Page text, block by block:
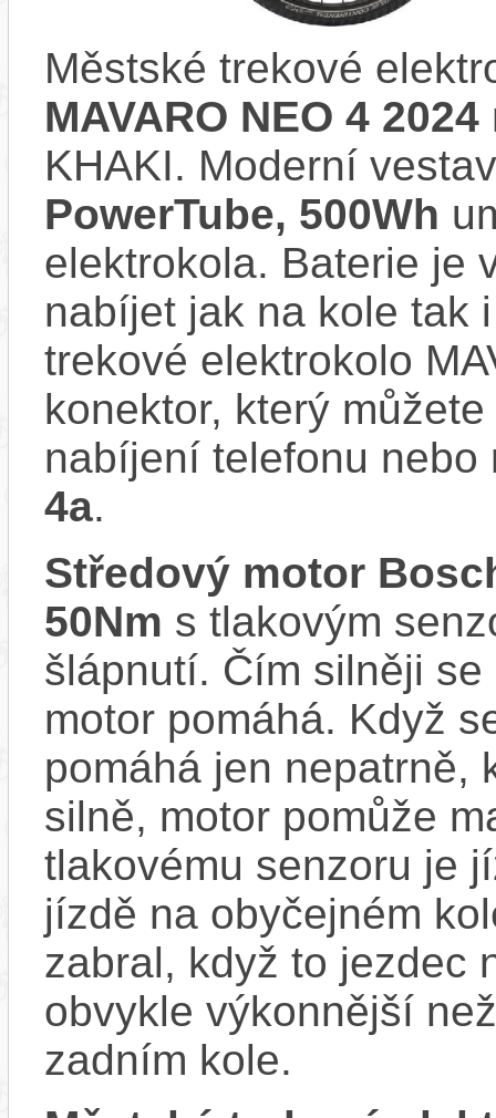
Městské trekové
MAVARO NEO 4 2024
KHAKI. Moderní
PowerTube, 500Wh
elektrokola. Baterie je
nabíjet jak na kole tak
trekové elektrokolo
konektor, který
nabíjení telefonu
4a.
Středový motor
50Nm s tlakovým
šlápnutí. Čím silněji
motor pomáhá. Když
pomáhá jen nepatrně,
silně, motor pomůže
tlakovému senzoru je
jízdě na obyčejném
zabral, když to jezdec
obvykle výkonnější
zadním kole.